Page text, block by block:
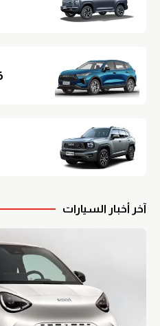
آخر أخبار السيارات